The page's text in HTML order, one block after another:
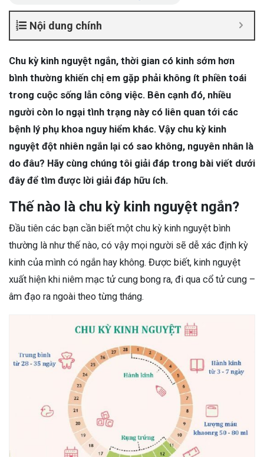
Nội dung chính
Chu kỳ kinh nguyệt ngắn, thời gian có kinh sớm hơn
bình thường khiến chị em gặp phải không ít phiền toái
trong cuộc sống lẫn công việc. Bên cạnh đó, nhiều
người còn lo ngại tình trạng này có liên quan tới các
bệnh lý phụ khoa nguy hiểm khác. Vậy chu kỳ kinh
nguyệt đột nhiên ngắn lại có sao không, nguyên nhân là
do đâu? Hãy cùng chúng tôi giải đáp trong bài viết dưới
đây để tìm được lời giải đáp hữu ích.
Thế nào là chu kỳ kinh nguyệt ngắn?
Đầu tiên các bạn cần biết một chu kỳ kinh nguyệt bình
thường là như thế nào, có vậy mọi người sẽ dễ xác định kỳ
kinh của mình có ngắn hay không. Được biết, kinh nguyệt
xuất hiện khi niêm mạc tử cung bong ra, đi qua cổ tử cung –
âm đạo ra ngoài theo từng tháng.